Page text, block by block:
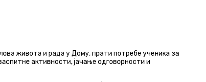
живота и рада у Дому, прати потребе ученика за
активности, јачање одговорности и